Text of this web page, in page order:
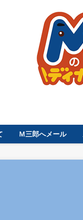
Ｍ三郎へメール